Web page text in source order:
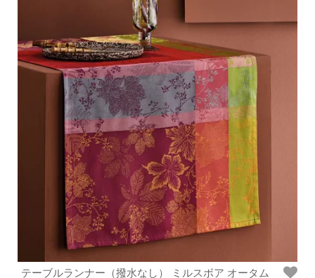
テーブルランナー（撥水なし） ミルスボア オータム